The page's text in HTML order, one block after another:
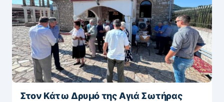
Στον Κάτω Δρυμό της Αγιά Σωτήρας